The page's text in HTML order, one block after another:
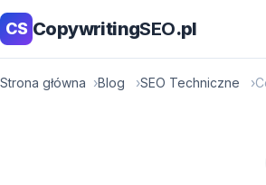
CS CopywritingSEO.pl
Strona główna Blog SEO Techniczne